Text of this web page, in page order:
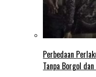
Perbedaan
Tanpa Borgol